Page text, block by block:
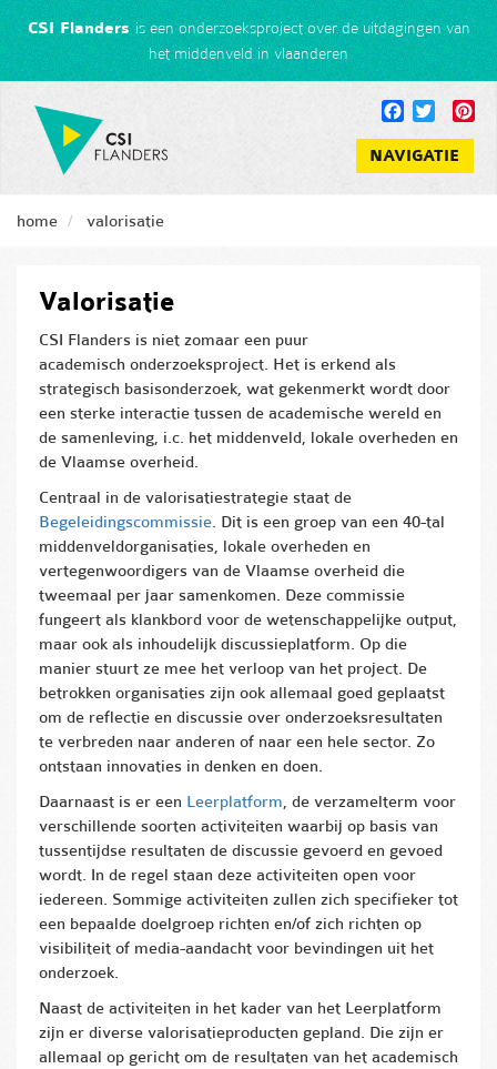
Overslaan
en
naar
de
inhoud
CSI Flandersis een onderzoeksproject over de uitdagingen van
het middenveld in vlaanderen
Facebook
Twitter
NAVIGATIE
home valorisatie
Valorisatie
CSI Flanders is niet zomaar een puur
academisch onderzoeksproject. Het is erkend als
strategisch basisonderzoek, wat gekenmerkt wordt door
een sterke interactie tussen de academische wereld en
de samenleving, i.c. het middenveld, lokale overheden en
de Vlaamse overheid.
Centraal in de valorisatiestrategie staat de
Begeleidingscommissie. Dit is een groep van een 40-tal
middenveldorganisaties, lokale overheden en
vertegenwoordigers van de Vlaamse overheid die
tweemaal per jaar samenkomen. Deze commissie
fungeert als klankbord voor de wetenschappelijke output,
maar ook als inhoudelijk discussieplatform. Op die
manier stuurt ze mee het verloop van het project. De
betrokken organisaties zijn ook allemaal goed geplaatst
om de reflectie en discussie over onderzoeksresultaten
te verbreden naar anderen of naar een hele sector. Zo
ontstaan innovaties in denken en doen.
Daarnaast is er een Leerplatform, de verzamelterm voor
verschillende soorten activiteiten waarbij op basis van
tussentijdse resultaten de discussie gevoerd en gevoed
wordt. In de regel staan deze activiteiten open voor
iedereen. Sommige activiteiten zullen zich specifieker tot
een bepaalde doelgroep richten en/of zich richten op
visibiliteit of media-aandacht voor bevindingen uit het
onderzoek.
Naast de activiteiten in het kader van het Leerplatform
zijn er diverse valorisatieproducten gepland. Die zijn er
allemaal op gericht om de resultaten van het academisch